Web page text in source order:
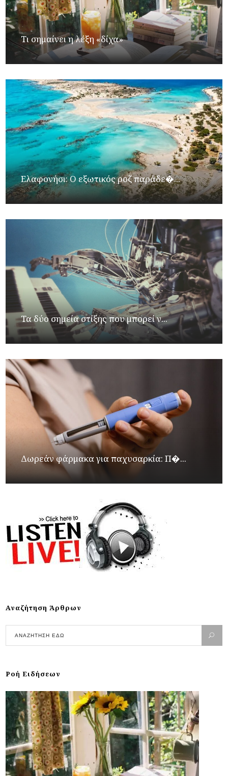
Τι σημαίνει η λέξη «δίχα»
Ελαφονήσι: Ο εξωτικός ροζ παράδε�...
Τα δύο σημεία στίξης που μπορεί ν...
Δωρεάν φάρμακα για παχυσαρκία: Π�...
Αναζήτηση Άρθρων
Ροή Ειδήσεων